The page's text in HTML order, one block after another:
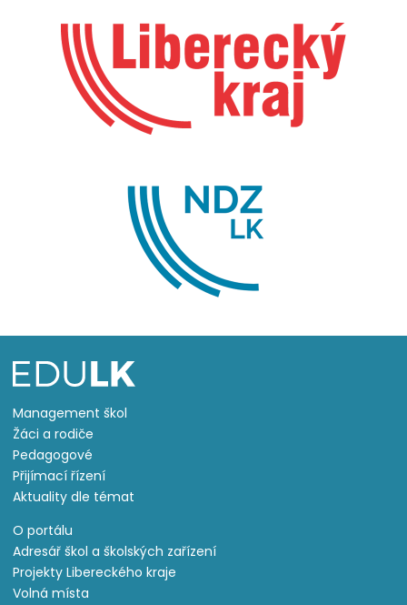
Management škol
Žáci a rodiče
Pedagogové
Přijímací řízení
Aktuality dle témat
O portálu
Adresář škol a školských zařízení
Projekty Libereckého kraje
Volná místa